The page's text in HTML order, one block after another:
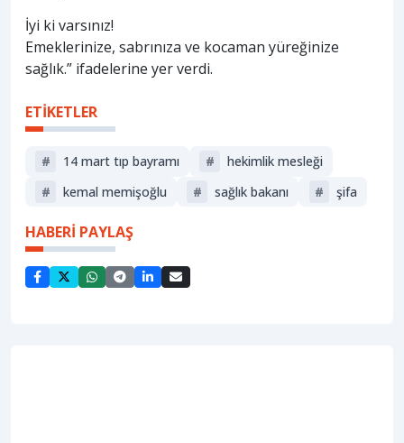
İyi ki varsınız!
Emeklerinize, sabrınıza ve kocaman yüreğinize
sağlık.” ifadelerine yer verdi.
ETİKETLER
# 14 mart tıp bayramı #
hekimlik mesleği
#
kemal memişoğlu # sağlık bakanı # şifa
HABERİ PAYLAŞ